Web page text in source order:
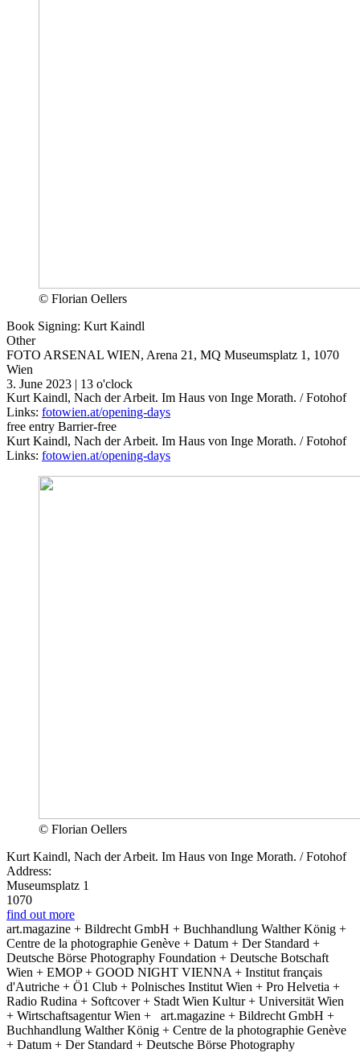
© Florian Oellers
Book Signing: Kurt Kaindl
Other
FOTO ARSENAL WIEN, Arena 21, MQ Museumsplatz 1, 1070
Wien
3. June 2023 | 13 o'clock
Kurt Kaindl, Nach der Arbeit. Im Haus von Inge Morath. / Fotohof
Links: fotowien.at/opening-days
free entry Barrier-free
Kurt Kaindl, Nach der Arbeit. Im Haus von Inge Morath. / Fotohof
Links: fotowien.at/opening-days
© Florian Oellers
Kurt Kaindl, Nach der Arbeit. Im Haus von Inge Morath. / Fotohof
Address:
Museumsplatz 1
1070
find out more
art.magazine + Bildrecht GmbH + Buchhandlung Walther König +
Centre de la photographie Genève + Datum + Der Standard +
Deutsche Börse Photography Foundation + Deutsche Botschaft
Wien + EMOP + GOOD NIGHT VIENNA + Institut français
d'Autriche + Ö1 Club + Polnisches Institut Wien + Pro Helvetia +
Radio Rudina + Softcover + Stadt Wien Kultur + Universität Wien
+ Wirtschaftsagentur Wien +
art.magazine + Bildrecht GmbH +
Buchhandlung Walther König + Centre de la photographie Genève
+ Datum + Der Standard + Deutsche Börse Photography